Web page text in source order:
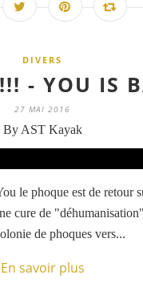
DIVERS
- YOU IS
27 MAI 2016
By AST Kayak
le phoque est de retour
cure de
de phoques vers...
En savoir plus